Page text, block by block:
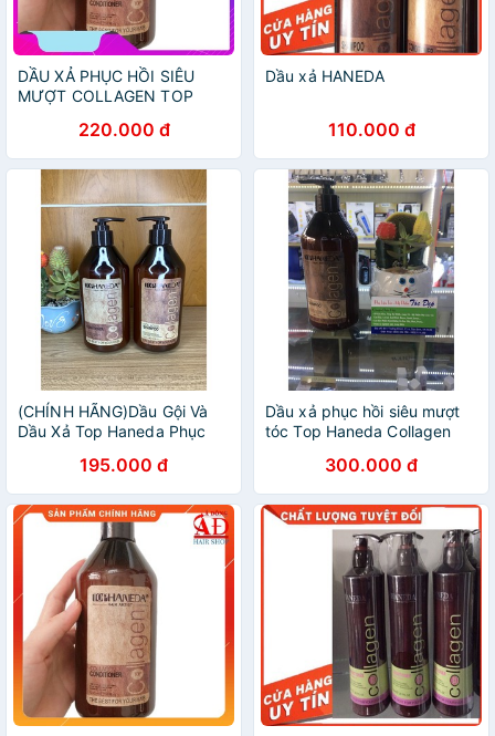
DẦU XẢ PHỤC HỒI SIÊU
MƯỢT COLLAGEN TOP
220.000 đ
Dầu xả HANEDA
110.000 đ
(CHÍNH HÃNG)Dầu Gội Và
Dầu Xả Top Haneda Phục
195.000 đ
Dầu xả phục hồi siêu mượt
tóc Top Haneda Collagen
300.000 đ